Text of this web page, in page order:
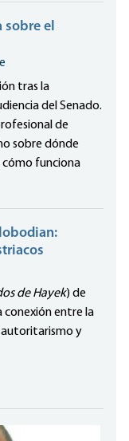
sobre el
tras la
del Senado.
de
sobre dónde
cómo funciona
de Hayek) de
conexión entre la
autoritarismo y